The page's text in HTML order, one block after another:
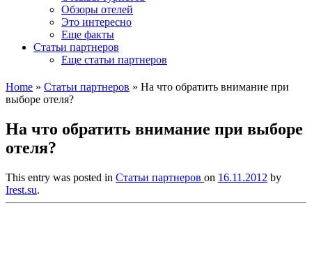
Обзоры отелей
Это интересно
Еще факты
Статьи партнеров
Еще статьи партнеров
Home » Статьи партнеров » На что обратить внимание при
выборе отеля?
На что обратить внимание при выборе
отеля?
This entry was posted in Статьи партнеров on 16.11.2012 by
Irest.su.